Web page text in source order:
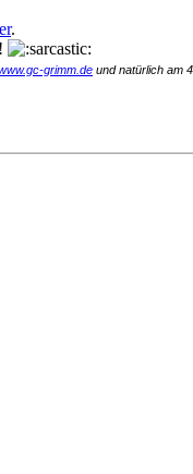
.
grimm.de und natürlich am